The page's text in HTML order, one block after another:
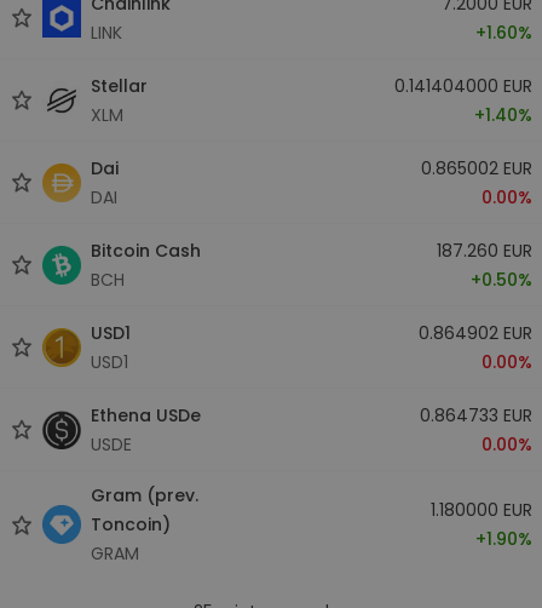
LINK
+1.60%
Stellar
XLM
0.141404000 EUR
+1.40%
Dai
DAI
0.865002 EUR
0.00%
Bitcoin Cash
BCH
187.260 EUR
+0.50%
USD1
USD1
0.864902 EUR
0.00%
Ethena USDe
USDE
0.864733 EUR
0.00%
Gram (prev.
Toncoin)
GRAM
1.180000 EUR
+1.90%